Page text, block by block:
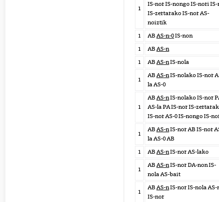
1
IS-nor IS-nongo IS-nori
IS-zertarako IS-nor AS-
noiztik
1
AB AS-n-0IS-non
1
AB AS-n
1
AB AS-nIS-nola
1
AB AS-nIS-nolako IS-nor
la AS-0
1
AB AS-nIS-nolako IS-nor
AS-la PA IS-nor IS-
IS-nor AS-0 IS-nongo IS-
1
AB AS-nIS-nor AB IS-nor
la AS-0 AB
1
AB AS-nIS-nor AS-lako
1
AB AS-nIS-nor DA-non IS-
nola AS-bait
1
AB AS-nIS-nor IS-nola AS-
IS-nor